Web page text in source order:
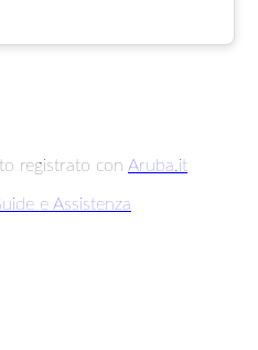
registrato con Aruba.it
e Assistenza